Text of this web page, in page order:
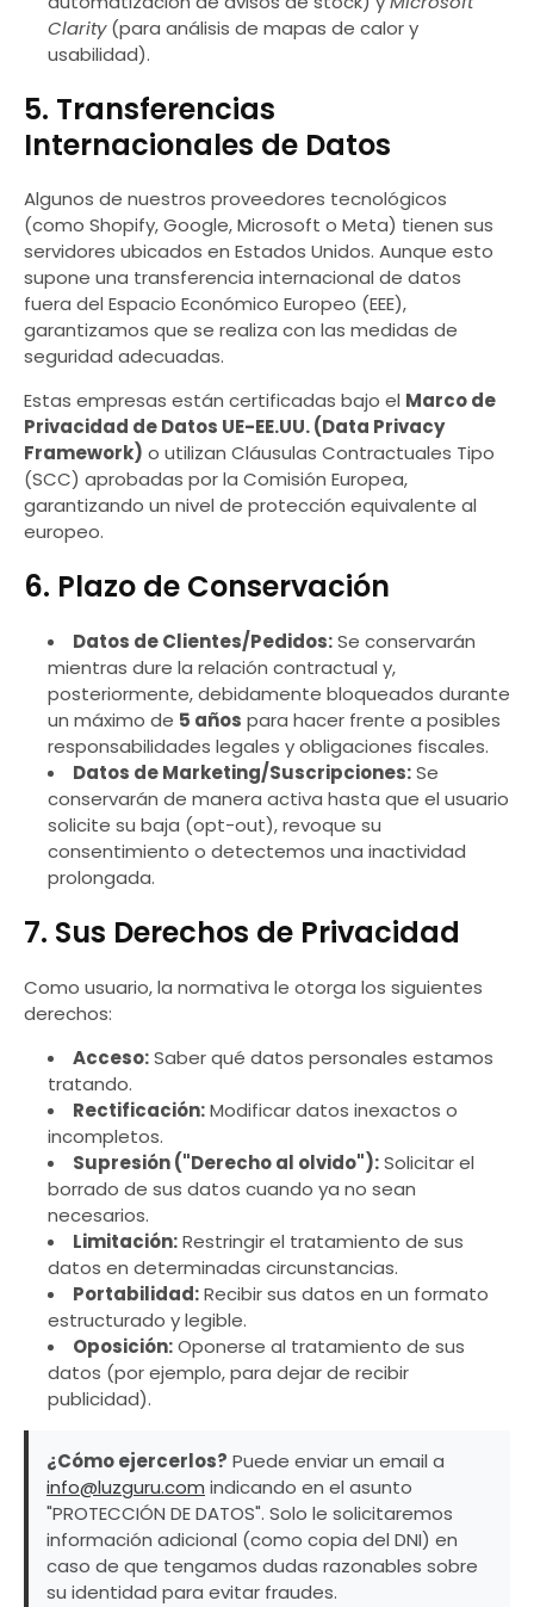
Clarity(para análisis de mapas de calor y
usabilidad).
5. Transferencias
Internacionales de Datos
Algunos de nuestros proveedores tecnológicos
(como Shopify, Google, Microsoft o Meta) tienen sus
servidores ubicados en Estados Unidos. Aunque esto
supone una transferencia internacional de datos
fuera del Espacio Económico Europeo (EEE),
garantizamos que se realiza con las medidas de
seguridad adecuadas.
Estas empresas están certificadas bajo el Marco de
Privacidad de Datos UE-EE.UU. (Data Privacy
Framework) o utilizan Cláusulas Contractuales Tipo
(SCC) aprobadas por la Comisión Europea,
garantizando un nivel de protección equivalente al
europeo.
6. Plazo de Conservación
Datos de Clientes/Pedidos:Se conservarán
mientras dure la relación contractual y,
posteriormente, debidamente bloqueados durante
un máximo de 5 años para hacer frente a posibles
responsabilidades legales y obligaciones fiscales.
Datos de Marketing/Suscripciones:Se
conservarán de manera activa hasta que el usuario
solicite su baja (opt-out), revoque su
consentimiento o detectemos una inactividad
prolongada.
7. Sus Derechos de Privacidad
Como usuario, la normativa le otorga los siguientes
derechos:
Acceso:Saber qué datos personales estamos
tratando.
Rectificación:Modificar datos inexactos o
incompletos.
Supresión ("Derecho al olvido"):Solicitar el
borrado de sus datos cuando ya no sean
necesarios.
Limitación:Restringir el tratamiento de sus
datos en determinadas circunstancias.
Portabilidad:Recibir sus datos en un formato
estructurado y legible.
Oposición:Oponerse al tratamiento de sus
datos (por ejemplo, para dejar de recibir
publicidad).
¿Cómo ejercerlos? Puede enviar un email a
info@luzguru.com indicando en el asunto
"PROTECCIÓN DE DATOS". Solo le solicitaremos
información adicional (como copia del DNI) en
caso de que tengamos dudas razonables sobre
su identidad para evitar fraudes.